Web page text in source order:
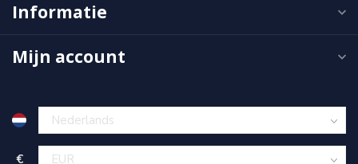
Informatie
Mijn account
€